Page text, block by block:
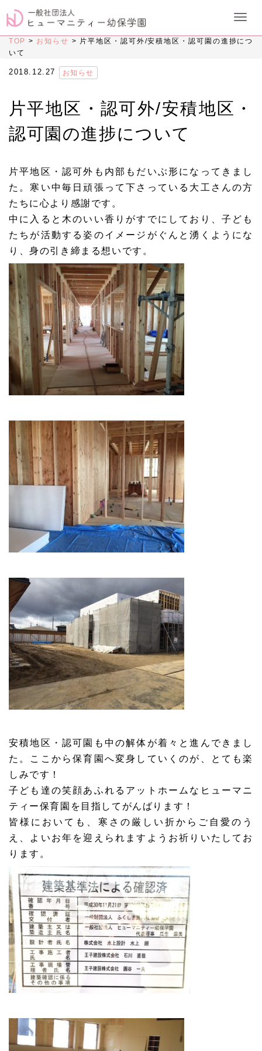
TOP > お知らせ > 片平地区・認可外/安積地区・認可園の進捗につ
いて
2018.12.27 お知らせ
片平地区・認可外/安積地区・
認可園の進捗について
片平地区・認可外も内部もだいぶ形になってきまし
た。寒い中毎日頑張って下さっている大工さんの方
たちに心より感謝です。
中に入ると木のいい香りがすでにしており、子ども
たちが活動する姿のイメージがぐんと湧くようにな
り、身の引き締まる想いです。
安積地区・認可園も中の解体が着々と進んできまし
た。ここから保育園へ変身していくのが、とても楽
しみです！
子ども達の笑顔あふれるアットホームなヒューマニ
ティー保育園を目指してがんばります！
皆様においても、寒さの厳しい折からご自愛のう
え、よいお年を迎えられますようお祈りいたしてお
ります。